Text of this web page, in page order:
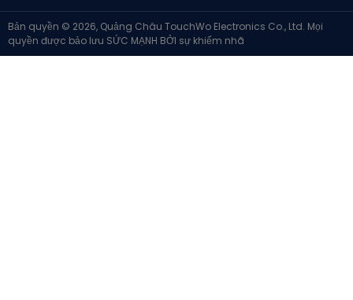
Bản quyền © 2026, Quảng Châu TouchWo Electronics Co., Ltd. Mọi
quyền được bảo lưu SỨC MẠNH BỞI sự khiếm nhã